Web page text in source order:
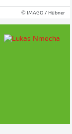
© IMAGO / Hübner